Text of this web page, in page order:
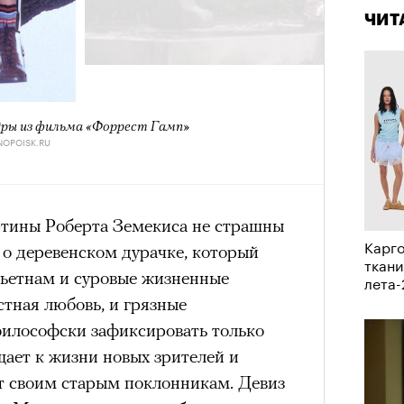
из фильма «Форрест Гамп»
Роберта Земекиса не страшны
деревенском дурачке, который
и суровые жизненные
любовь, и грязные
зафиксировать только
к жизни новых зрителей и
своим старым поклонникам. Девиз
Кира
на 14 высочайших вершин
отчетливо показывает
и горного туризма. В 2024-м в
300 человек (издание The Asahi
«погибших или пропавших без
вершинаунеслажизни восьми
. Трагическим для российского
года, когда при восхождении на
и погибла группа из пятерых
на одном из самых опасных